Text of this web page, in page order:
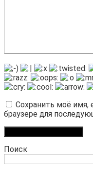
Сохранить моё имя,
браузере для
Поиск